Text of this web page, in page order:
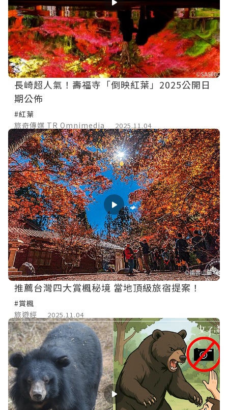
長崎超人氣！壽福寺「倒映紅葉」2025公開日
期公佈
#紅葉
旅奇傳媒 TR Omnimedia
2025.11.04
推薦台灣四大賞楓秘境 當地頂級旅宿提案！
#賞楓
旅遊經
2025.11.04